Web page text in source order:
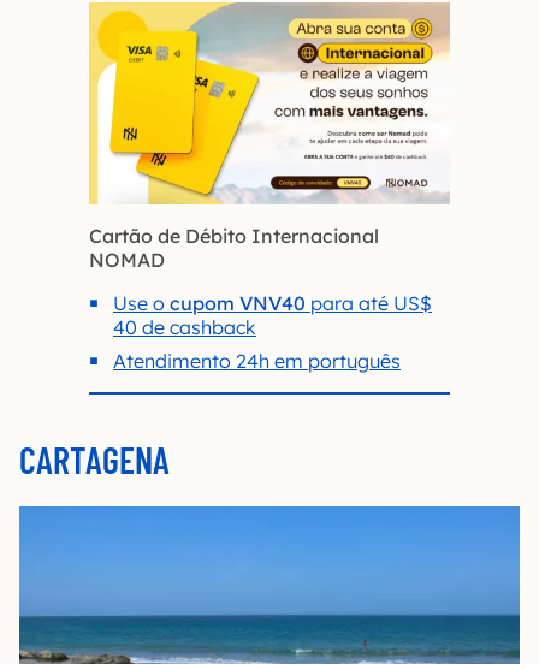
Cartão de Débito Internacional
NOMAD
Use o cupom VNV40 para até US$
40 de cashback
Atendimento 24h em português
CARTAGENA